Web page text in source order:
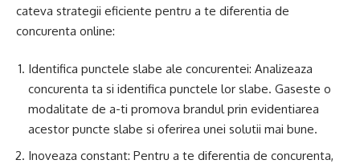
cateva strategii eficiente pentru a te diferentia de
concurenta online:
Identifica punctele slabe ale concurentei: Analizeaza
concurenta ta si identifica punctele lor slabe. Gaseste o
modalitate de a-ti promova brandul prin evidentiarea
acestor puncte slabe si oferirea unei solutii mai bune.
Inoveaza constant: Pentru a te diferentia de concurenta,